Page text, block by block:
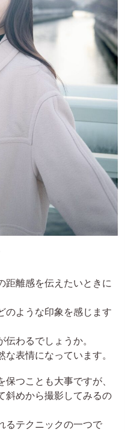
距離感を伝えたいときに
のような印象を感じます
わるでしょうか。
表情になっています。
つことも大事ですが、
斜めから撮影してみるの
るテクニックの一つで